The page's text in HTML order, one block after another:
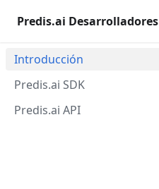
Predis.ai Desarrolladores
Introducción
Predis.ai SDK
Predis.ai API